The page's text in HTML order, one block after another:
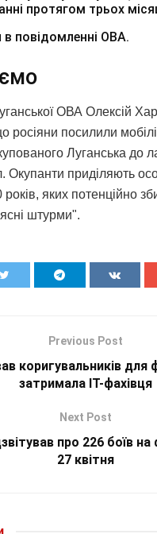
протягом трьох
в повідомленні ОВА.
ОВА Олексій
росіяни посилили
Луганська до
Окупанти приділяють
яких потенційно
штурми".
Previous Post
коригувальників для
затримала ІТ-фахівця
Next Post
про 226 боїв
27 квітня